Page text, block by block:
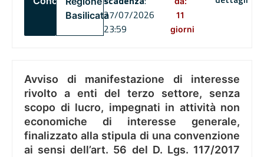
Basilicata27/07/2026
23:59
11
giorni
Avviso di manifestazione di interesse
rivolto a enti del terzo settore, senza
scopo di lucro, impegnati in attività non
economiche di interesse generale,
finalizzato alla stipula di una convenzione
ai sensi dell’art. 56 del D. Lgs. 117/2017